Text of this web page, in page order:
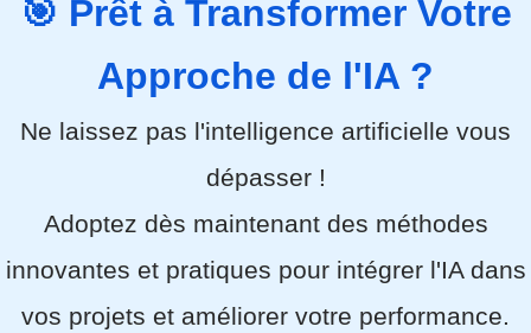
🎯 Prêt à Transformer Votre
Approche de l'IA ?
Ne laissez pas l'intelligence artificielle vous
dépasser !
Adoptez dès maintenant des méthodes
innovantes et pratiques pour intégrer l'IA dans
vos projets et améliorer votre performance.